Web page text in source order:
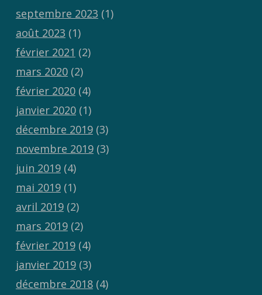
septembre 2023 (1)
août 2023 (1)
février 2021 (2)
mars 2020(2)
février 2020(4)
janvier 2020(1)
décembre 2019(3)
novembre 2019(3)
juin 2019(4)
mai 2019(1)
avril 2019(2)
mars 2019(2)
février 2019(4)
janvier 2019(3)
décembre 2018(4)